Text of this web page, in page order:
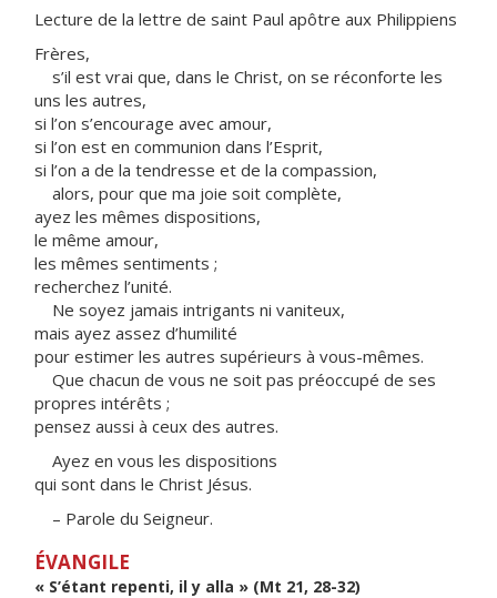
Lecture de la lettre de saint Paul apôtre aux Philippiens
Frères,
s’il est vrai que, dans le Christ, on se réconforte les
uns les autres,
si l’on s’encourage avec amour,
si l’on est en communion dans l’Esprit,
si l’on a de la tendresse et de la compassion,
alors, pour que ma joie soit complète,
ayez les mêmes dispositions,
le même amour,
les mêmes sentiments ;
recherchez l’unité.
Ne soyez jamais intrigants ni vaniteux,
mais ayez assez d’humilité
pour estimer les autres supérieurs à vous-mêmes.
Que chacun de vous ne soit pas préoccupé de ses
propres intérêts ;
pensez aussi à ceux des autres.
Ayez en vous les dispositions
qui sont dans le Christ Jésus.
– Parole du Seigneur.
ÉVANGILE
« S’étant repenti, il y alla » (Mt 21, 28-32)